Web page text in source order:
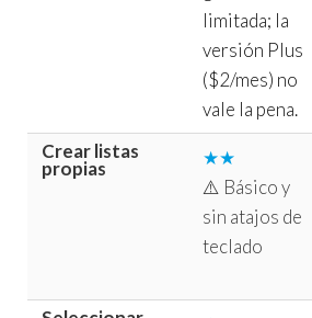
limitada; la
versión Plus
($2/mes) no
vale la pena.
Crear listas
propias
★★
⚠️ Básico y
sin atajos de
teclado